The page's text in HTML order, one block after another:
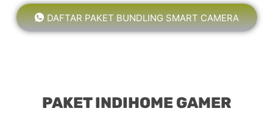
DAFTAR PAKET BUNDLING SMART CAMERA
PAKET INDIHOME GAMER